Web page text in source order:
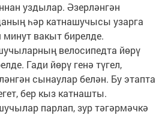
уздылар. Әзерләнгән
һәр катнашучысы узарга
вакыт бирелде.
велосипедта йөрү
Гади йөрү генә түгел,
сынаулар белән. Бу этапта
бер кыз катнашты.
парлап, зур тәгәрмәчкә